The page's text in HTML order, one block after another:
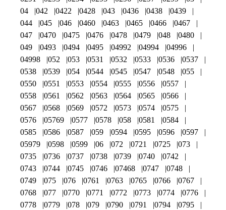
04
042 0422 0428 043 0436 0438
0439
044
045 046 0460 0463 0465 0466
0467
047
0470 0475 0476 0478 0479 048
0480
049
0493 0494 0495 04992 04994
04996
04998
052 053 0531 0532 0533 0536
0537
0538
0539 054 0544 0545 0547 0548
055
0550
0551 0553 0554 0555 0556
0557
0558
0561 0562 0563 0564 0565
0566
0567
0568 0569 0572 0573 0574
0575
0576
05769 0577 0578 058 0581
0584
0585
0586 0587 059 0594 0595 0596
0597
05979
0598 0599 06 072 0721 0725
073
0735
0736 0737 0738 0739 0740
0742
0743
0744 0745 0746 07468 0747
0748
0749
075 076 0761 0763 0765 0766
0767
0768
077 0770 0771 0772 0773 0774
0776
0778
0779 078 079 0790 0791 0794
0795